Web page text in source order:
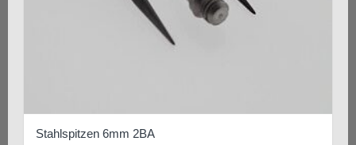
Stahlspitzen 6mm 2BA